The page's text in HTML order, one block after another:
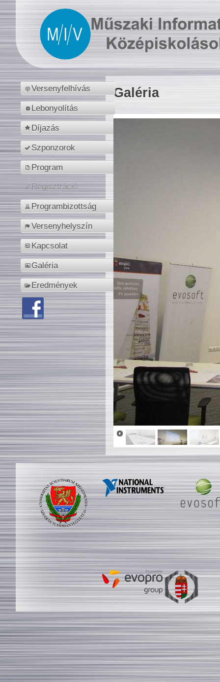
Versenyfelhívás
Lebonyolítás
Díjazás
Szponzorok
Program
Regisztráció
Programbizottság
Versenyhelyszín
Kapcsolat
Galéria
Eredmények
Galéria